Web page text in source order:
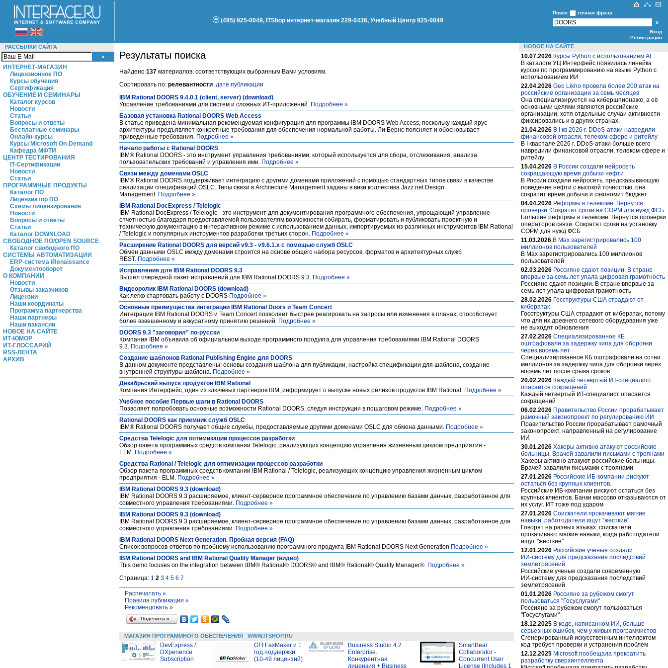
(495) 925-0049, ITShop интернет-магазин 229-0436, Учебный Центр 925-0049
Поиск точная фраза
Вход
Регистрация
РАССЫЛКИ САЙТА
ИНТЕРНЕТ-МАГАЗИН
Лицензионное ПО
Курсы обучения
Сертификация
ОБУЧЕНИЕ И СЕМИНАРЫ
Каталог курсов
Новости
Статьи
Вопросы и ответы
Бесплатные семинары
Онлайн-курсы
Курсы Microsoft On-Demand
Кафедра МФТИ
ЦЕНТР ТЕСТИРОВАНИЯ
IT-Сертификации
Новости
Статьи
ПРОГРАММНЫЕ ПРОДУКТЫ
Каталог ПО
Лицензиатор ПО
Схемы лицензирования
Новости
Вопросы и ответы
Статьи
Каталог DOWNLOAD
СВОБОДНОЕ ПО/OPEN SOURCE
Каталог свободного ПО
СИСТЕМЫ АВТОМАТИЗАЦИИ
ERP-система iRenaissance
Документооборот
О КОМПАНИИ
Новости
Отзывы заказчиков
Лицензии
Наши координаты
Программа партнерства
Наши партнеры
Наши вакансии
НОВОЕ НА САЙТЕ
ИТ-ЮМОР
ИТ-ГЛОССАРИЙ
RSS-ЛЕНТА
АРХИВ
Результаты поиска
Найдено 137 материалов, соответствующих выбранным Вами условиям.
Сортировать по: релевантности дате публикации
IBM Rational DOORS 9.4.0.1 (client, server) (download)
Управление требованиями для систем и сложных ИТ-приложений. Подробнее »
Базовая установка Rational DOORS Web Access
В статье приведена минимальная рекомендуемая конфигурация для программы IBM DOORS Web Access, поскольку каждый ярус
архитектуры предъявляет конкретные требования для обеспечения нормальной работы. Ли Бернс поясняет и обосновывает
приведенные требования. Подробнее »
Начало работы с Rational DOORS
IBM® Rational DOORS - это инструмент управления требованиями, который используется для сбора, отслеживания, анализа
пользовательских требований и управления ими. Подробнее »
Связи между доменами OSLC
IBM® Rational DOORS поддерживает интеграцию с другими доменами приложений с помощью стандартных типов связи в качестве
реализации спецификаций OSLC. Типы связи в Architecture Management заданы в вики коллектива Jazz.net Design
Management. Подробнее »
IBM Rational DocExpress / Telelogic
IBM Rational DocExpress / Telelogic - это инструмент для документирования программного обеспечения, упрощающий управление
отчетностью благодаря предоставляемой пользователям возможности собирать, форматировать и публиковать проектную и
техническую документацию в интерактивном режиме с использованием данных, импортируемых из различных инструментов IBM Rational
/ Telelogic и популярных инструментов разработки третьих сторон. Подробнее »
Расширение Rational DOORS для версий v9.3 - v9.6.1.x с помощью служб OSLC
Обмен данными OSLC между доменами строится на основе общего набора ресурсов, форматов и архитектурных служб
REST. Подробнее »
Исправления для IBM Rational DOORS 9.3
Вышел очередной пакет исправлений для IBM Rational DOORS 9.3. Подробнее »
Видеоролик IBM Rational DOORS (download)
Как легко стартовать работу с DOORS Подробнее »
Основные преимущества интеграции IBM Rational Doors и Team Concert
Интеграция IBM Rational DOORS и Team Concert позволяет быстрее реагировать на запросы или изменения в планах, способствует
более взвешенному и аккуратному принятию решений. Подробнее »
DOORS 9.3 "заговорил" по-русски
Компания IBM объявила об официальном выходе программного продукта для управления требованиями IBM Rational DOORS
9.3. Подробнее »
Создание шаблонов Rational Publishing Engine для DOORS
В данном документе представлены: основы создания шаблона для публикации, настройка спецификации для шаблона, создание
внутренней структуры шаблона. Подробнее »
Декабрьский выпуск продуктов IBM Rational
Компания Интерфейс, один из ключевых партнеров IBM, информирует о выпуске новых релизов продуктов IBM Rational. Подробнее »
Учебное пособие Первые шаги в Rational DOORS
Позволяет попробовать основные возможности Rational DOORS, следуя инструкции в пошаговом режиме. Подробнее »
Rational DOORS как приемник служб OSLC
IBM® Rational DOORS получает общие службы, предоставляемые другими доменами OSLC для обмена данными. Подробнее »
Средства Telelogic для оптимизации процессов разработки
Обзор пакета программных средств компании Telelogic, реализующих концепцию управления жизненным циклом предприятия -
ELM. Подробнее »
Средства Rational / Telelogic для оптимизации процессов разработки
Обзор пакета программных средств компании IBM Rational / Telelogic, реализующих концепцию управления жизненным циклом
предприятия - ELM. Подробнее »
IBM Rational DOORS 9.3 (download)
IBM Rational DOORS 9.3 расширяемое, клиент-серверное программное обеспечение по управлению базами данных, разработанное для
совместного управления требованиями. Подробнее »
IBM Rational DOORS 9.3 (download)
IBM Rational DOORS 9.3 расширяемое, клиент-серверное программное обеспечение по управлению базами данных, разработанное для
совместного управления требованиями. Подробнее »
IBM Rational DOORS Next Generation. Пробная версия (FAQ)
Список вопросов-ответов по пробному использованию программного продукта IBM Rational DOORS Next Generation Подробнее »
IBM Rational DOORS and IBM Rational Quality Manager (видео)
This demo focuses on the integration between IBM® Rational® DOORS® and IBM® Rational® Quality Manager®. Подробнее »
Страница: 1 2 3 4 5 6 7
Распечатать »
Правила публикации »
Рекомендовать »
Поделиться…
МАГАЗИН ПРОГРАММНОГО ОБЕСПЕЧЕНИЯ WWW.ITSHOP.RU
DevExpress /
DXperience
Subscription
GFI FaxMaker и 1
год поддержки
(10-49 лицензий)
Business Studio 4.2
Enterprise.
Конкурентная
лицензия + Business
SmartBear
Collaborator -
Concurrent User
License (Includes 1
НОВОЕ НА САЙТЕ
10.07.2026 Курсы Python c использованием AI
В каталоге УЦ Интерфейс появилась линейка
курсов по программированию на языке Python c
использованием ИИ
22.04.2026 Geo Likho провела более 200 атак на
российские организации за семь месяцев
Она специализируется на кибершпионаже, а её
основными целями являются российские
организации, хотя отдельные случаи активности
фиксировались и в других странах.
21.04.2026 В I кв 2026 г. DDoS-атаки навредили
финансовой отрасли, телеком-сфере и ритейлу
В I квартале 2026 г. DDoS-атаки больше всего
навредили финансовой отрасли, телеком-сфере и
ритейлу
15.04.2026 В России создали нейросеть
сокращающую время добычи нефти
В России создали нейросеть, предсказывающую
поведение нефти с высокой точностью, она
сократит время добычи и сэкономит бюджет
04.04.2026 Реформы в телекоме. Вернутся
проверки. Сократят сроки на СОРМ для нужд ФСБ
Большие реформы в телекоме. Вернутся проверки
операторов связи. Сократят сроки на установку
СОРМ для нужд ФСБ
11.03.2026 В Max зарегистрировались 100
миллионов пользователей
В Max зарегистрировались 100 миллионов
пользователей
02.03.2026 Россияне сдают позиции. В стране
впервые за семь лет упала цифровая грамотность
Россияне сдают позиции. В стране впервые за
семь лет упала цифровая грамотность
28.02.2026 Госструктуры США страдают от
кибератак
Госструктуры США страдают от кибератак, потому
что для их древнего сетевого оборудования уже
не выходят обновления
27.02.2026 Специализированное КБ
оштрафовали за задержку чипа для оборонки
через восемь лет
Специализированное КБ оштрафовали на сотни
миллионов за задержку чипа для оборонки через
восемь лет после срыва сроков
20.02.2026 Каждый четвертый ИT-специалист
опасается сокращений
Каждый четвертый ИT-специалист опасается
сокращений
06.02.2026 Правительство России прорабатывает
рамочный законопроект по регулированию ИИ
Правительство России прорабатывает рамочный
законопроект, направленный на регулирование
ИИ
30.01.2026 Хакеры активно атакуют российские
больницы. Врачей завалили письмами с троянами
Хакеры активно атакуют российские больницы.
Врачей завалили письмами с троянами
27.01.2026 Российские ИБ-компании рискуют
остаться без крупных клиентов.
Российские ИБ-компании рискуют остаться без
крупных клиентов. Банки массово отказываются от
их услуг. ИТ тоже под ударом
27.01.2026 Cоискатели прокачивают мягкие
навыки, работодатели ищут "жесткие"
Говорят на разных языках: соискатели
прокачивают мягкие навыки, когда работодатели
ищут "жесткие"
12.01.2026 Российские ученые создали
ИИ‑систему для предсказания последствий
землетрясений
Российские ученые создали современную
ИИ‑систему для предсказания последствий
землетрясений
01.01.2026 Россияне за рубежом смогут
пользоваться "Госуслугами"
Россияне за рубежом смогут пользоваться
"Госуслугами"
18.12.2025 В коде, написанном ИИ, больше
серьезных ошибок, чем у живых программистов
Сгенерированный искусственным интеллектом
код требует проверки и устранения проблем
12.12.2025 Microsoft пообещала прекратить
разработку сверхинтеллекта